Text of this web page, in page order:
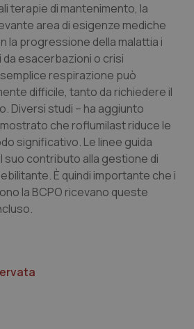
di Bolzano
di Trento
Scompenso
& Rettocolite Ulcerosa
terapie di mantenimento, la
area di esigenze mediche
la progressione della malattia i
esacerbazioni o crisi
respirazione può
difficile, tanto da richiedere il
Diversi studi – ha aggiunto
che roflumilast riduce le
significativo. Le linee guida
suo contributo alla gestione di
È quindi importante che i
la BCPO ricevano queste